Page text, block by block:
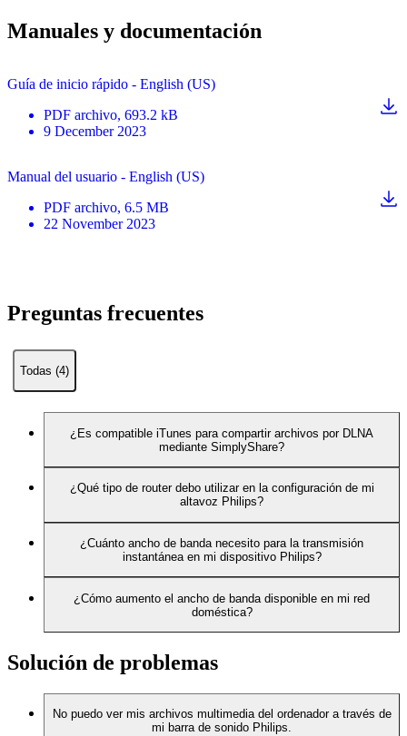
Manuales y documentación
Guía de inicio rápido - English (US)
PDF archivo, 693.2 kB
9 December 2023
Manual del usuario - English (US)
PDF archivo, 6.5 MB
22 November 2023
Preguntas frecuentes
Todas (4)
¿Es compatible iTunes para compartir archivos por DLNA
mediante SimplyShare?
¿Qué tipo de router debo utilizar en la configuración de mi
altavoz Philips?
¿Cuánto ancho de banda necesito para la transmisión
instantánea en mi dispositivo Philips?
¿Cómo aumento el ancho de banda disponible en mi red
doméstica?
Solución de problemas
No puedo ver mis archivos multimedia del ordenador a través de
mi barra de sonido Philips.